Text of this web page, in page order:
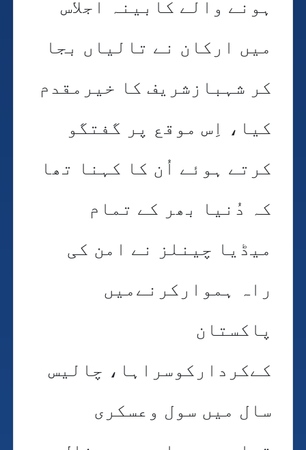
ہونے والے کابینہ اجلاس
میں ارکان نے تالیاں بجا
کر شہبازشریف کا خیرمقدم
کیا، اِس موقع پر گفتگو
کرتے ہوئے اُن کا کہنا تھا
کہ دُنیا بھر کے تمام
میڈیا چینلز نے امن کی
راہ ہموارکرنےمیں
پاکستان
کےکردارکوسراہا، چالیس
سال میں سول وعسکری